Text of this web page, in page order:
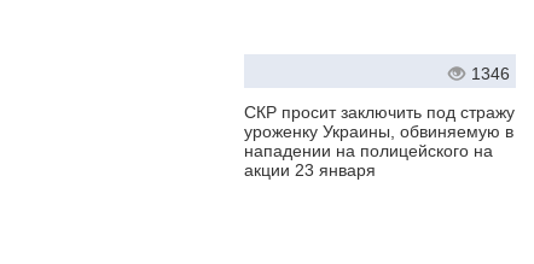
1346
СКР просит заключить под стражу
уроженку Украины, обвиняемую в
нападении на полицейского на
акции 23 января